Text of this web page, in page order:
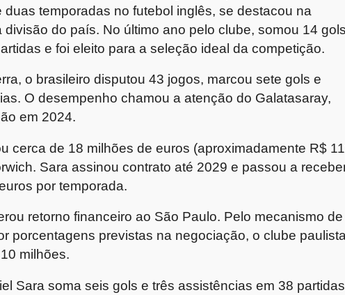
duas temporadas no futebol inglês, se destacou na
do país. No último ano pelo clube, somou 14 gols
e foi eleito para a seleção ideal da competição.
o brasileiro disputou 43 jogos, marcou sete gols e
O desempenho chamou a atenção do Galatasaray,
em 2024.
cerca de 18 milhões de euros (aproximadamente R$
Sara assinou contrato até 2029 e passou a
por temporada.
retorno financeiro ao São Paulo. Pelo mecanismo de
porcentagens previstas na negociação, o clube paulista
milhões.
Sara soma seis gols e três assistências em 38 partidas